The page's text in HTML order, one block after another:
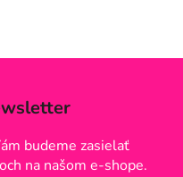
budeme zasielať
na našom e-shope.